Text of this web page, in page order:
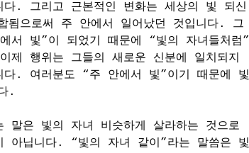
다. 그리고 근본적인 변화는 세상의 빛 되신
됨으로써 주 안에서 일어났던 것입니다. 그
서 빛”이 되었기 때문에 “빛의 자녀들처럼”
제 행위는 그들의 새로운 신분에 일치되지
다. 여러분도 “주 안에서 빛”이기 때문에 빛
.
말은 빛의 자녀 비슷하게 살라하는 것으로
아닙니다. “빛의 자녀 같이”라는 말씀은 빛